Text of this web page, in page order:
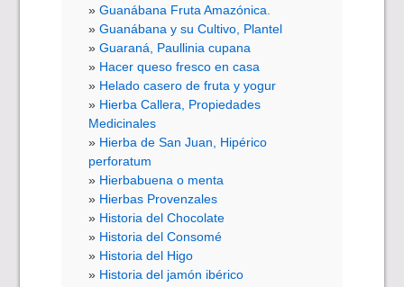
Guanábana Fruta Amazónica.
Guanábana y su Cultivo, Plantel
Guaraná, Paullinia cupana
Hacer queso fresco en casa
Helado casero de fruta y yogur
Hierba Callera, Propiedades
Medicinales
Hierba de San Juan, Hipérico
perforatum
Hierbabuena o menta
Hierbas Provenzales
Historia del Chocolate
Historia del Consomé
Historia del Higo
Historia del jamón ibérico